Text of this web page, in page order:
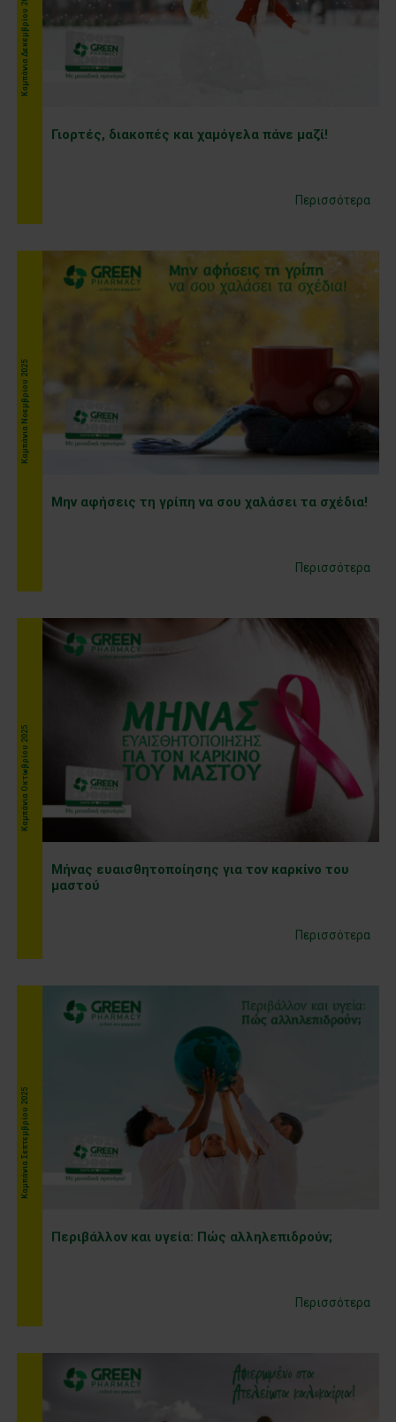
Kαμπάνια Δεκεμβρίου 2025
Γιορτές, διακοπές και χαμόγελα πάνε μαζί!
Περισσότερα
Kαμπάνια Νοεμβρίου 2025
Μην αφήσεις τη γρίπη να σου χαλάσει τα σχέδια!
Περισσότερα
Kαμπάνια Οκτωβρίου 2025
Μήνας ευαισθητοποίησης για τον καρκίνο του
μαστού
Περισσότερα
Kαμπάνια Σεπτεμβρίου 2025
Περιβάλλον και υγεία: Πώς αλληλεπιδρούν;
Περισσότερα